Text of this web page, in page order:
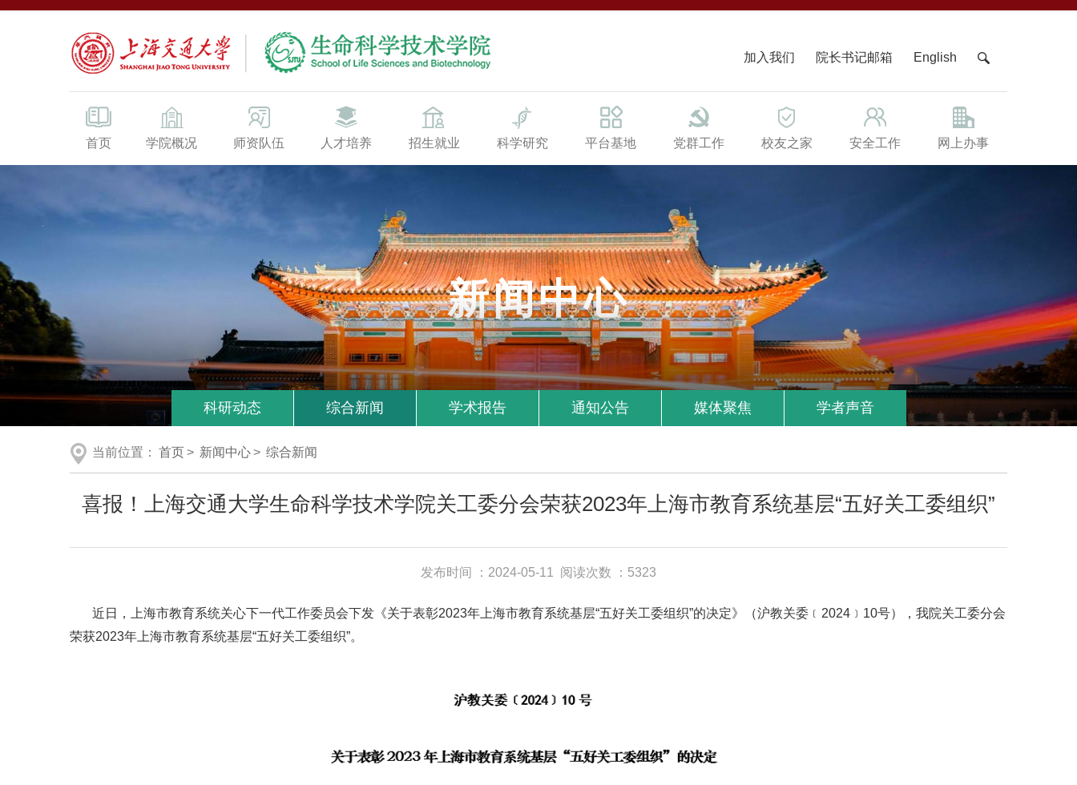
加入我们 院长书记邮箱 English
首页 学院概况 师资队伍 人才培养 招生就业 科学研究 平台基地 党群工作 校友之家 安全工作 网上办事
新闻中心
科研动态 综合新闻 学术报告 通知公告 媒体聚焦 学者声音
当前位置： 首页> 新闻中心> 综合新闻
喜报！上海交通大学生命科学技术学院关工委分会荣获2023年上海市教育系统基层“五好关工委组织”
发布时间 ：2024-05-11 阅读次数 ：5323
近日，上海市教育系统关心下一代工作委员会下发《关于表彰2023年上海市教育系统基层“五好关工委组织”的决定》（沪教关委﹝2024﹞10号），我院关工委分会
荣获2023年上海市教育系统基层“五好关工委组织”。